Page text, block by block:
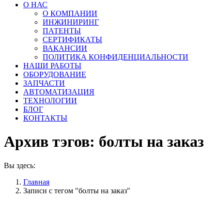
О НАС
О КОМПАНИИ
ИНЖИНИРИНГ
ПАТЕНТЫ
СЕРТИФИКАТЫ
ВАКАНСИИ
ПОЛИТИКА КОНФИДЕНЦИАЛЬНОСТИ
НАШИ РАБОТЫ
ОБОРУДОВАНИЕ
ЗАПЧАСТИ
АВТОМАТИЗАЦИЯ
ТЕХНОЛОГИИ
БЛОГ
КОНТАКТЫ
Архив тэгов: болты на заказ
Вы здесь:
Главная
Записи с тегом "болты на заказ"